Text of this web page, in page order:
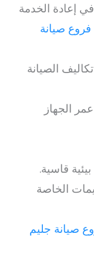
إعادة الخدمة
فروع صيانة
الصيانة
الجهاز
قاسية.
الخاصة
صيانة جليم